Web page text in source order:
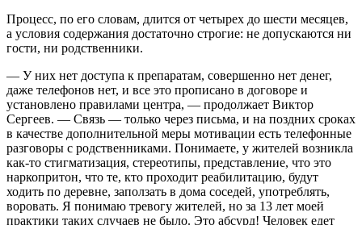
Процесс, по его словам, длится от четырех до шести месяцев,
а условия содержания достаточно строгие: не допускаются ни
гости, ни родственники.
— У них нет доступа к препаратам, совершенно нет денег,
даже телефонов нет, и все это прописано в договоре и
установлено правилами центра, — продолжает Виктор
Сергеев. — Связь — только через письма, и на поздних сроках
в качестве дополнительной меры мотивации есть телефонные
разговоры с родственниками. Понимаете, у жителей возникла
как-то стигматизация, стереотипы, представление, что это
наркопритон, что те, кто проходит реабилитацию, будут
ходить по деревне, заползать в дома соседей, употреблять,
воровать. Я понимаю тревогу жителей, но за 13 лет моей
практики таких случаев не было. Это абсурд! Человек едет